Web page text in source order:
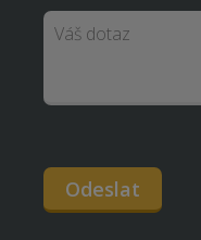
Odeslat